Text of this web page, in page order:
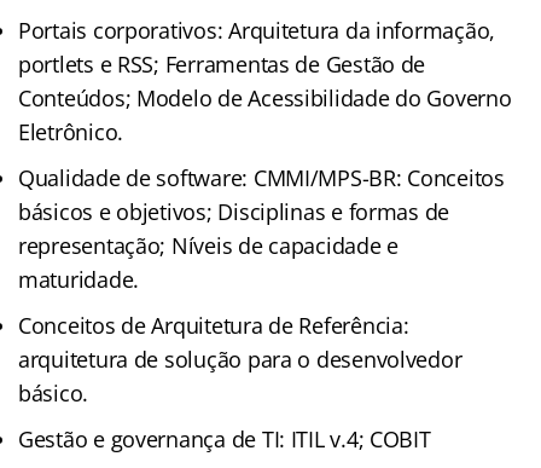
Portais corporativos: Arquitetura da informação,
portlets e RSS; Ferramentas de Gestão de
Conteúdos; Modelo de Acessibilidade do Governo
Eletrônico.
Qualidade de software: CMMI/MPS-BR: Conceitos
básicos e objetivos; Disciplinas e formas de
representação; Níveis de capacidade e
maturidade.
Conceitos de Arquitetura de Referência:
arquitetura de solução para o desenvolvedor
básico.
Gestão e governança de TI: ITIL v.4; COBIT